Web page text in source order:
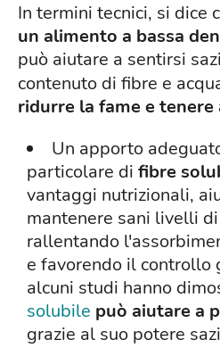
In termini tecnici, si dice
un alimento a bassa
può aiutare a sentirsi sazi
contenuto di fibre e
ridurre la fame e
Un apporto
particolare di fibre
vantaggi nutrizionali,
mantenere sani livelli
rallentando
e favorendo il controllo
alcuni studi hanno
solubile può aiutare a
grazie al suo potere